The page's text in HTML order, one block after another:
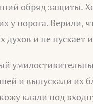
обряд защиты.
у порога. Верили,
духов и не пускает
и выпускали их
клали под